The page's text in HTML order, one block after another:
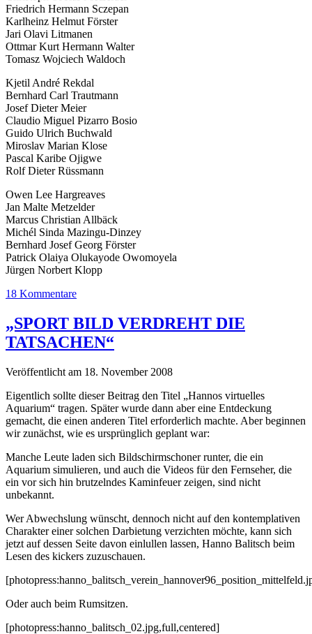
Friedrich Hermann Sczepan
Karlheinz Helmut Förster
Jari Olavi Litmanen
Ottmar Kurt Hermann Walter
Tomasz Wojciech Waldoch
Kjetil André Rekdal
Bernhard Carl Trautmann
Josef Dieter Meier
Claudio Miguel Pizarro Bosio
Guido Ulrich Buchwald
Miroslav Marian Klose
Pascal Karibe Ojigwe
Rolf Dieter Rüssmann
Owen Lee Hargreaves
Jan Malte Metzelder
Marcus Christian Allbäck
Michél Sinda Mazingu-Dinzey
Bernhard Josef Georg Förster
Patrick Olaiya Olukayode Owomoyela
Jürgen Norbert Klopp
18 Kommentare
„SPORT BILD VERDREHT DIE
TATSACHEN“
Veröffentlicht am 18. November 2008
Eigentlich sollte dieser Beitrag den Titel „Hannos virtuelles
Aquarium“ tragen. Später wurde dann aber eine Entdeckung
gemacht, die einen anderen Titel erforderlich machte. Aber beginnen
wir zunächst, wie es ursprünglich geplant war:
Manche Leute laden sich Bildschirmschoner runter, die ein
Aquarium simulieren, und auch die Videos für den Fernseher, die
ein vor sich hin brutzelndes Kaminfeuer zeigen, sind nicht
unbekannt.
Wer Abwechslung wünscht, dennoch nicht auf den kontemplativen
Charakter einer solchen Darbietung verzichten möchte, kann sich
jetzt auf dessen Seite davon einlullen lassen, Hanno Balitsch beim
Lesen des kickers zuzuschauen.
Oder auch beim Rumsitzen.
[photopress:hanno_balitsch_02.jpg,full,centered]